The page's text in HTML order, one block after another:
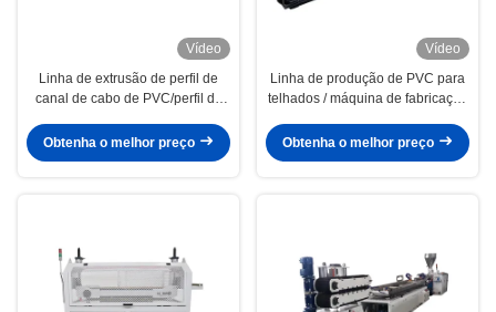
Vídeo
Linha de extrusão de perfil de
canal de cabo de PVC/perfil de
Obtenha o melhor preço
Vídeo
Linha de produção de PVC para
telhados / máquina de fabricação
Obtenha o melhor preço